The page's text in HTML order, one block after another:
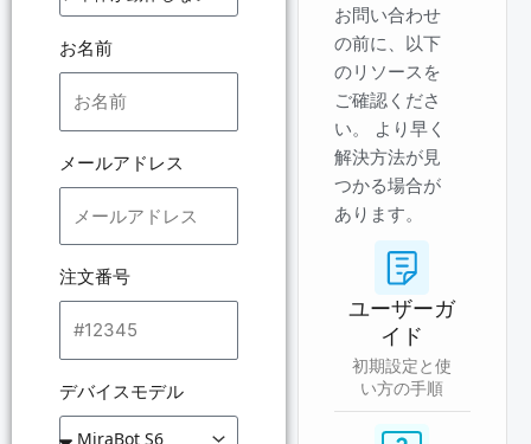
お名前
メールアドレス
注文番号
デバイスモデル
お問い合わせ
の前に、以下
のリソースを
ご確認くださ
い。 より早く
解決方法が見
つかる場合が
あります。
ユーザーガ
イド
初期設定と使
い方の手順